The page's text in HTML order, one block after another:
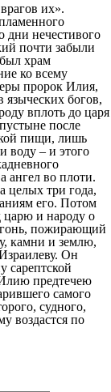
их».
дни нечестивого
почти забыли
храм
ко всему
пророк Илия,
языческих богов,
вплоть до царя
после
пищи, лишь
воду – и этого
ангел во плоти.
целых три года,
его. Потом
царю и народу о
пожирающий
камни и землю,
Он
сарептской
предтечею
самого
судного,
воздастся по